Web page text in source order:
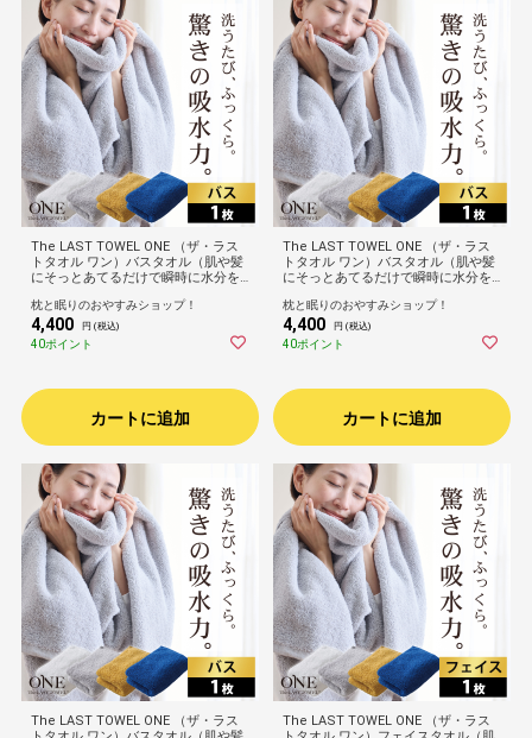
The LAST TOWEL ONE （ザ・ラス
トタオル ワン）バスタオル（肌や髪
にそっとあてるだけで瞬時に水分を
オル）お風呂上り 身体拭き ふんわり
ふかふか 柔らかい 速乾 吸水 日本製
高品質 高級 ホテル プレゼント ギフ
ト ゴワつかない 60×120cm
枕と眠りのおやすみショップ！
4,400 円 (税込)
40ポイント
カートに追加
The LAST TOWEL ONE （ザ・ラス
トタオル ワン）バスタオル（肌や髪
にそっとあてるだけで瞬時に水分を
オル）お風呂上り 身体拭き ふんわり
ふかふか 柔らかい 速乾 吸水 日本製
高品質 高級 ホテル プレゼント ギフ
ト ゴワつかない 60×120cm
枕と眠りのおやすみショップ！
4,400 円 (税込)
40ポイント
カートに追加
The LAST TOWEL ONE （ザ・ラス
The LAST TOWEL ONE （ザ・ラス